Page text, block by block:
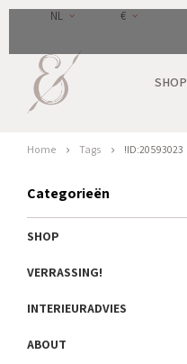
NL €
SHOP
Home Tags !ID:20593023
Categorieën
SHOP
VERRASSING!
INTERIEURADVIES
ABOUT